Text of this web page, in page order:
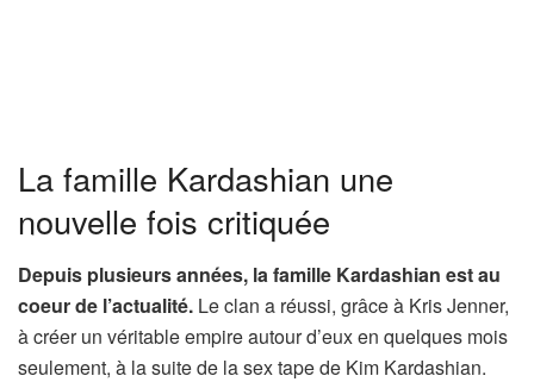
La famille Kardashian une
nouvelle fois critiquée
Depuis plusieurs années, la famille Kardashian est au
coeur de l’actualité. Le clan a réussi, grâce à Kris Jenner,
à créer un véritable empire autour d’eux en quelques mois
seulement, à la suite de la sex tape de Kim Kardashian.